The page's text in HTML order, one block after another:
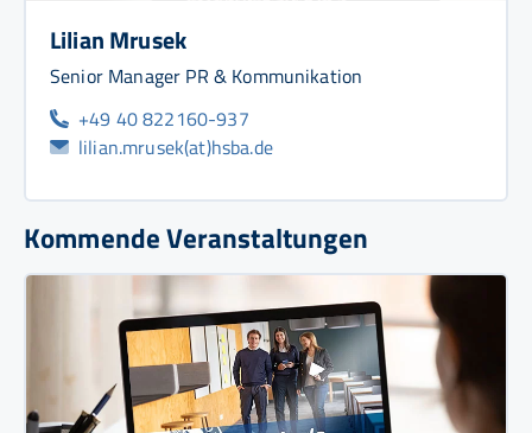
Lilian Mrusek
Senior Manager PR & Kommunikation
+49 40 822160-937
lilian.mrusek(at)hsba.de
Kommende Veranstaltungen